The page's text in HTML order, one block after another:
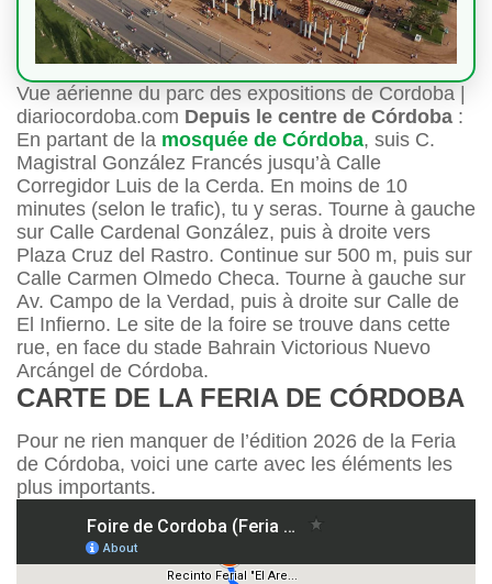
Vue aérienne du parc des expositions de Cordoba |
diariocordoba.com Depuis le centre de Córdoba :
En partant de la mosquée de Córdoba, suis C.
Magistral González Francés jusqu’à Calle
Corregidor Luis de la Cerda. En moins de 10
minutes (selon le trafic), tu y seras. Tourne à gauche
sur Calle Cardenal González, puis à droite vers
Plaza Cruz del Rastro. Continue sur 500 m, puis sur
Calle Carmen Olmedo Checa. Tourne à gauche sur
Av. Campo de la Verdad, puis à droite sur Calle de
El Infierno. Le site de la foire se trouve dans cette
rue, en face du stade Bahrain Victorious Nuevo
Arcángel de Córdoba.
CARTE DE LA FERIA DE CÓRDOBA
Pour ne rien manquer de l’édition 2026 de la Feria
de Córdoba, voici une carte avec les éléments les
plus importants.